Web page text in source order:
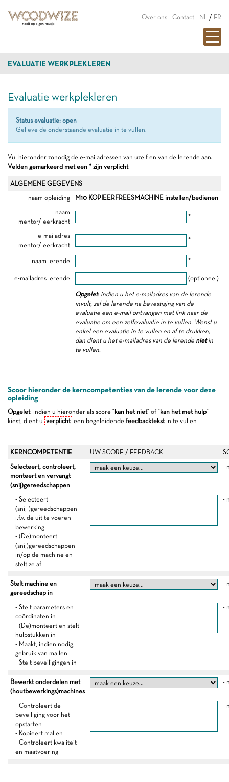
Over ons Contact NL / FR
EVALUATIE WERKPLEKLEREN
Evaluatie werkplekleren
Status evaluatie: open
Gelieve de onderstaande evaluatie in te vullen.
Vul hieronder zonodig de e-mailadressen van uzelf en van de lerende aan.
Velden gemarkeerd met een * zijn verplicht
ALGEMENE GEGEVENS
naam opleiding
M10 KOPIEERFREESMACHINE instellen/bedienen
naam
mentor/leerkracht
*
e-mailadres
mentor/leerkracht
*
naam lerende *
e-mailadres lerende (optioneel)
Opgelet: indien u het e-mailadres van de lerende
invult, zal de lerende na bevestiging van de
evaluatie een e-mail ontvangen met link naar de
evaluatie om een zelfevaluatie in te vullen. Wenst u
enkel een evaluatie in te vullen en af te drukken,
dan dient u het e-mailadres van de lerende nietin
te vullen.
Scoor hieronder de kerncompetenties van de lerende voor deze
opleiding
Opgelet: indien u hieronder als score "kan het niet" of "kan het met hulp"
kiest, dient u verplicht een begeleidende feedbacktekstin te vullen
KERNCOMPETENTIE UW SCORE / FEEDBACK
Selecteert, controleert,
monteert en vervangt
(snij)gereedschappen
-
- Selecteert
(snij-)gereedschappen
i.f.v. de uit te voeren
bewerking
- (De)monteert
(snij)gereedschappen
in/op de machine en
stelt ze af
-
Stelt machine en
gereedschap in
-
- Stelt parameters en
coördinaten in
- (De)monteert en stelt
hulpstukken in
- Maakt, indien nodig,
gebruik van mallen
- Stelt beveiligingen in
-
Bewerkt onderdelen met
(houtbewerkings)machines
-
- Controleert de
beveiliging voor het
opstarten
- Kopieert mallen
- Controleert kwaliteit
en maatvoering
-